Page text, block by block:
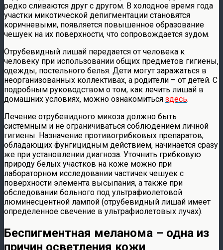
редко сливаются друг с другом. В холодное время года
участки микотической депигментации становятся
коричневыми, появляется повышенное образование
чешуек на их поверхности, что сопровождается зудом.
Отрубевидный лишай передается от человека к
человеку при использовании общих предметов гигиены,
одежды, постельного белья. Дети могут заражаться в
неорганизованных коллективах, а родители – от детей. С
подробным руководством о том, как лечить лишай в
домашних условиях, можно ознакомиться здесь.
Лечение отрубевидного микоза должно быть
системным и не ограничиваться соблюдением личной
гигиены. Назначение противогрибковых препаратов,
обладающих фунгицидным действием, начинается сразу
же при установлении диагноза. Уточнить грибковую
природу белых участков на коже можно при
лабораторном исследовании частичек чешуек с
поверхности элемента высыпания, а также при
обследовании больного под ультрафиолетовой
люминесцентной лампой (отрубевидный лишай имеет
определенное свечение в ультрафиолетовых лучах).
Беспигментная меланома – одна из
причин осветления кожи